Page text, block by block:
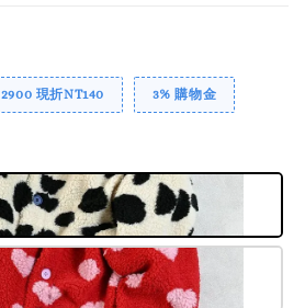
2900 現折NT140 3% 購物金